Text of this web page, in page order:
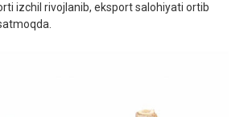
izchil rivojlanib, eksport salohiyati ortib